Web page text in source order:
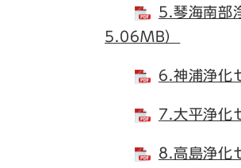
5.琴海南部
5.06MB）
6.神浦浄化
7.大平浄化
8.高島浄化